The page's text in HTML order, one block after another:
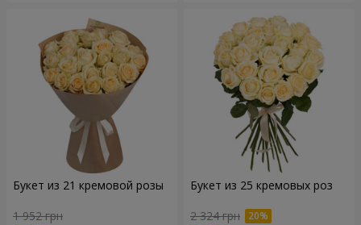
Букет из 21 кремовой розы
1 952 грн
Букет из 25 кремовых роз
2 324 грн